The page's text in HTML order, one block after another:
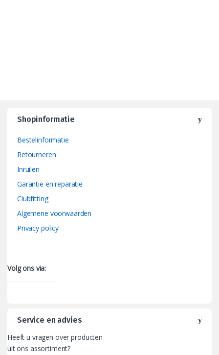
Shopinformatie
Bestelinformatie
Retourneren
Inruilen
Garantie en reparatie
Clubfitting
Algemene voorwaarden
Privacy policy
Volg ons via:
Service en advies
Heeft u vragen over producten
uit ons assortiment?